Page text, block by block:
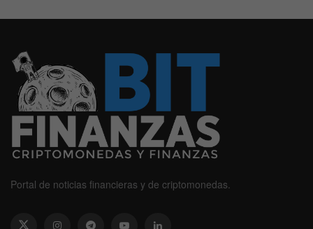
Portal de noticias financieras y de criptomonedas.